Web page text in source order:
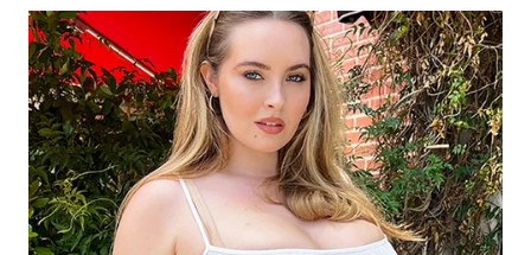
SERIBU
WN
TANGERANG
WN
BINJAI